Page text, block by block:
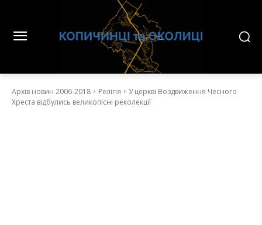
Архів новин 2006-2018 Релігія
У церкві Воздвиження Чесного
Хреста відбулись великопісні реколекції